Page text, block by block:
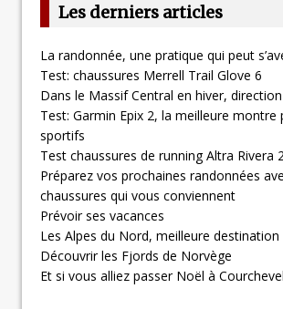
Les derniers articles
La randonnée, une pratique qui peut
Test: chaussures Merrell Trail Glove 6
Dans le Massif Central en hiver,
Test: Garmin Epix 2, la meilleure montre
sportifs
Test chaussures de running Altra Rivera
Préparez vos prochaines randonnées
chaussures qui vous conviennent
Prévoir ses vacances
Les Alpes du Nord, meilleure destination
Découvrir les Fjords de Norvège
Et si vous alliez passer Noël à